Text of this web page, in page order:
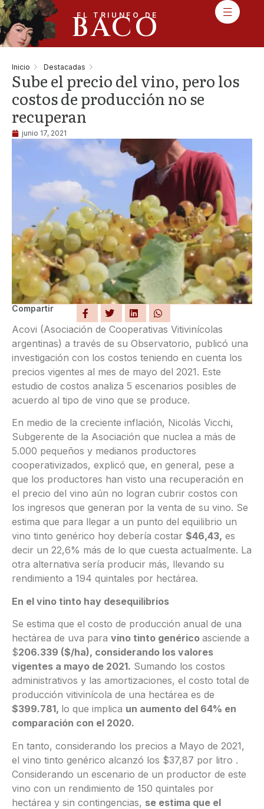
EL TRIUNFO DE
BACO
Inicio Destacadas
Sube el precio del vino, pero los
costos de producción no se
recuperan
junio 17, 2021
Compartir
Acovi (Asociación de Cooperativas Vitivinícolas
argentinas) a través de su Observatorio, publicó una
investigación con los costos teniendo en cuenta los
precios vigentes al mes de mayo del 2021. Este
estudio de costos analiza 5 escenarios posibles de
acuerdo al tipo de vino que se produce.
En medio de la creciente inflación, Nicolás Vicchi,
Subgerente de la Asociación que nuclea a más de
5.000 pequeños y medianos productores
cooperativizados, explicó que, en general, pese a
que los productores han visto una recuperación en
el precio del vino aún no logran cubrir costos con
los ingresos que generan por la venta de su vino. Se
estima que para llegar a un punto del equilibrio un
vino tinto genérico hoy debería costar $46,43, es
decir un 22,6% más de lo que cuesta actualmente. La
otra alternativa sería producir más, llevando su
rendimiento a 194 quintales por hectárea.
En el vino tinto hay desequilibrios
Se estima que el costo de producción anual de una
hectárea de uva para vino tinto genérico asciende a
$206.339 ($/ha), considerando los valores
vigentes a mayo de 2021. Sumando los costos
administrativos y las amortizaciones, el costo total de
producción vitivinícola de una hectárea es de
$399.781, lo que implica un aumento del 64% en
comparación con el 2020.
En tanto, considerando los precios a Mayo de 2021,
el vino tinto genérico alcanzó los $37,87 por litro .
Considerando un escenario de un productor de este
vino con un rendimiento de 150 quintales por
hectárea y sin contingencias, se estima que el